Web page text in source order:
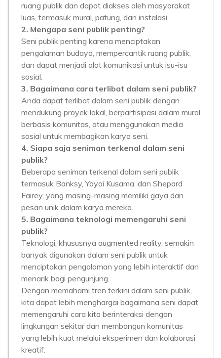
ruang publik dan dapat diakses oleh masyarakat
luas, termasuk mural, patung, dan instalasi.
2. Mengapa seni publik penting?
Seni publik penting karena menciptakan
pengalaman budaya, mempercantik ruang publik,
dan dapat menjadi alat komunikasi untuk isu-isu
sosial.
3. Bagaimana cara terlibat dalam seni publik?
Anda dapat terlibat dalam seni publik dengan
mendukung proyek lokal, berpartisipasi dalam mural
berbasis komunitas, atau menggunakan media
sosial untuk membagikan karya seni.
4. Siapa saja seniman terkenal dalam seni
publik?
Beberapa seniman terkenal dalam seni publik
termasuk Banksy, Yayoi Kusama, dan Shepard
Fairey, yang masing-masing memiliki gaya dan
pesan unik dalam karya mereka.
5. Bagaimana teknologi memengaruhi seni
publik?
Teknologi, khususnya augmented reality, semakin
banyak digunakan dalam seni publik untuk
menciptakan pengalaman yang lebih interaktif dan
menarik bagi pengunjung.
Dengan memahami tren terkini dalam seni publik,
kita dapat lebih menghargai bagaimana seni dapat
memengaruhi cara kita berinteraksi dengan
lingkungan sekitar dan membangun komunitas
yang lebih kuat melalui eksperimen dan kolaborasi
kreatif.